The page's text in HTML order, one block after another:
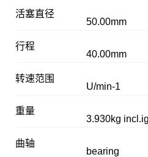
活塞直径
50.00mm
行程
40.00mm
转速范围
U/min-1
重量
3.930kg
曲轴
3
bearing